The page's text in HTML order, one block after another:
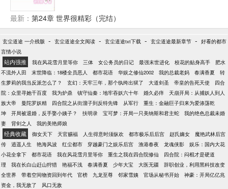
朋友。更加没想到的是，他们居然在现实中纷纷找上
了门。她只是一个普普通通到淹没在人群里都找不到
向，母单至今，她怎么可能扛得住啊！救命！
最新： 第24章 世界很精彩（完结）
玄尘道途 一介残骸 - 玄尘道途全文阅读 - 玄尘道途txt下载 - 玄尘道途最新章节 - 好看的都市
言情小说
站内强推 我在风花雪月里等你 三体 女公务员的日记 最强末世进化 校花的贴身高手
肥水
不流外人田
末世降临：18楼全员恶人 都市花语 华娱之修仙2002 我的总裁老妈 春满香夏
转
生萝莉的我当反派怎么了？
玄幻：天牢三年，那个纨绔出狱了 大道剑圣 帝皇的告死天使
四合
院：众里寻她千百度
我为炉鼎 镇守仙秦：地牢吞妖六十年 婚久必痒
天崩开局：从捕妖人到人
族大帝
曼陀罗妖精 四合院之从街溜子到反特先锋 从军行
重生：金融巨子归来为爱涤荡乾
坤
开局被退婚，反手娶小姨子？ 扶明录 宝可梦：开局一只美纳斯和君主蛇
我的绝色总裁未婚
妻
背剑之人 我的美艳师娘
经典收藏 御女天下 天官赐福 人生得意时须纵欢 都市极乐后后宫 赵氏嫡女
魔艳武林后宫
传
逍遥人生 艳海风波 红尘都市 穿越豪门之娱乐后宫 渔港春夜 龙魂侠影
娱乐：国内大花
小花全拿下
都市花语 我在风花雪月里等你 重生之我在四合院修仙
四合院：闷棍才是硬道
理
我在长白山赶山狩猎 艳福不浅 春满香夏 少年大宝 大医无疆
辞职创业，利用黑科技改变
全世界
带着空间物资回到年代 官榜 九龙至尊 邻家雪姨 官场从秘书开始
神豪：开局亿亿兆
资金，我无敌了
风口无敌